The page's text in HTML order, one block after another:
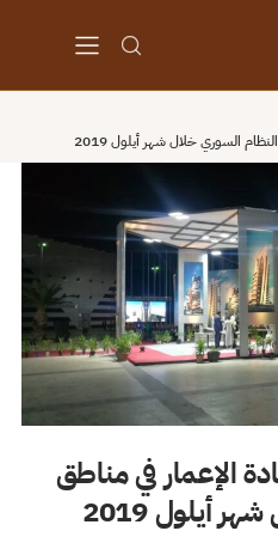
السوري خلال شهر أيلول 2019
الإعمار في مناطق
أيلول 2019